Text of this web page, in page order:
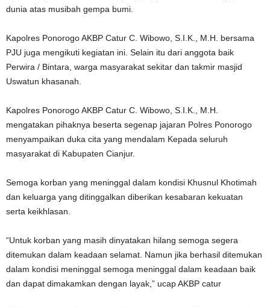
dunia atas musibah gempa bumi.
Kapolres Ponorogo AKBP Catur C. Wibowo, S.I.K., M.H. bersama
PJU juga mengikuti kegiatan ini. Selain itu dari anggota baik
Perwira / Bintara, warga masyarakat sekitar dan takmir masjid
Uswatun khasanah.
Kapolres Ponorogo AKBP Catur C. Wibowo, S.I.K., M.H.
mengatakan pihaknya beserta segenap jajaran Polres Ponorogo
menyampaikan duka cita yang mendalam Kepada seluruh
masyarakat di Kabupaten Cianjur.
Semoga korban yang meninggal dalam kondisi Khusnul Khotimah
dan keluarga yang ditinggalkan diberikan kesabaran kekuatan
serta keikhlasan.
“Untuk korban yang masih dinyatakan hilang semoga segera
ditemukan dalam keadaan selamat. Namun jika berhasil ditemukan
dalam kondisi meninggal semoga meninggal dalam keadaan baik
dan dapat dimakamkan dengan layak,” ucap AKBP catur